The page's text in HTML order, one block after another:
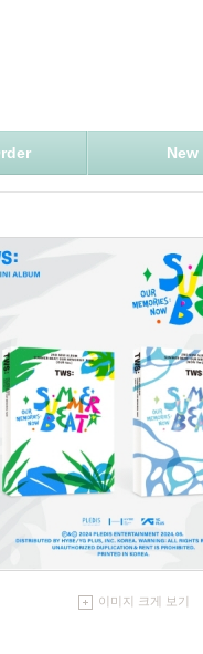
New
이미지 크게 보기